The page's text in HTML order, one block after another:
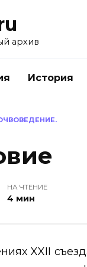
архив
История
НА ЧТЕНИЕ
4 мин
XXII